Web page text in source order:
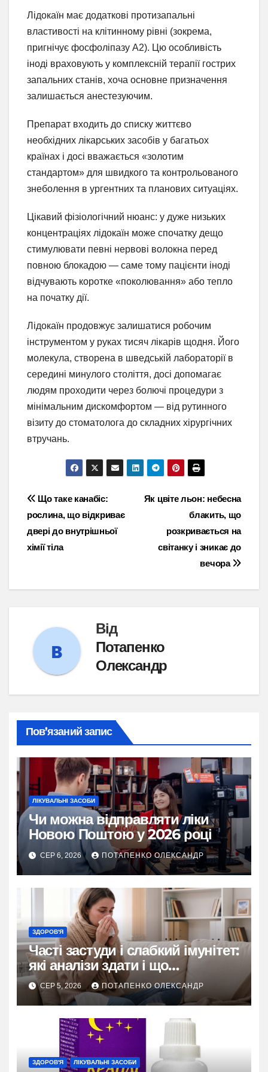
Лідокаїн має додаткові протизапальні
властивості на клітинному рівні (зокрема,
пригнічує фосфоліпазу A2). Цю особливість
іноді враховують у комплексній терапії гострих
запальних станів, хоча основне призначення
залишається анестезуючим.
Препарат входить до списку життєво
необхідних лікарських засобів у багатьох
країнах і досі вважається «золотим
стандартом» для швидкого та контрольованого
знеболення в ургентних та планових ситуаціях.
Цікавий фізіологічний нюанс: у дуже низьких
концентраціях лідокаїн може спочатку дещо
стимулювати певні нервові волокна перед
повною блокадою — саме тому пацієнти іноді
відчувають коротке «поколювання» або тепло
на початку дії.
Лідокаїн продовжує залишатися робочим
інструментом у руках тисяч лікарів щодня. Його
молекула, створена в шведській лабораторії в
середині минулого століття, досі допомагає
людям проходити через болючі процедури з
мінімальним дискомфортом — від рутинного
візиту до стоматолога до складних хірургічних
втручань.
Навігація
записів
Як цвіте льон: небесна
блакить, що
розкривається на
світанку і зникає до
вечора
Що таке канабіс:
рослина, що відкриває
двері до внутрішньої
хімії тіла
Від
Потапенко
Олександр
Пов’язаний запис
ЛІКУВАЛЬНІ ЗАСОБИ
Чи можна відправляти ліки
Новою Поштою у 2026 році
СЕР 6, 2026 ПОТАПЕНКО ОЛЕКСАНДР
ЗДОРОВ'Я
Часті застуди і слабкий імунітет:
які аналізи здати і що
перевірити
СЕР 5, 2026 ПОТАПЕНКО ОЛЕКСАНДР
ЗДОРОВ'Я ЛІКУВАЛЬНІ ЗАСОБИ